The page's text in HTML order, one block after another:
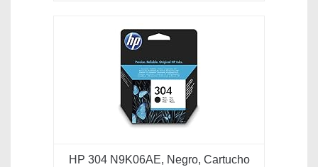
HP 304 N9K06AE, Negro, Cartucho